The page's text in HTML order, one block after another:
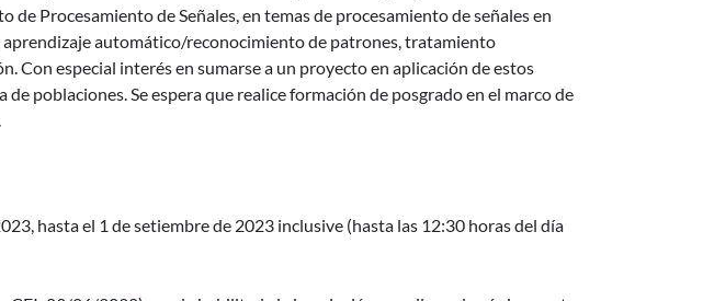
Procesamiento de Señales, en temas de procesamiento de señales en
aprendizaje automático/reconocimiento de patrones, tratamiento
Con especial interés en sumarse a un proyecto en aplicación de estos
poblaciones. Se espera que realice formación de posgrado en el marco de
hasta el 1 de setiembre de 2023 inclusive (hasta las 12:30 horas del día